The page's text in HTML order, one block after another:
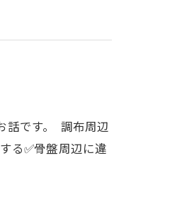
話です。 調布周辺
る✅骨盤周辺に違